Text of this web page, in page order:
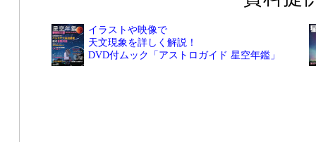
イラストや映像で
天文現象を詳しく解説！
DVD付ムック「アストロガイド 星空年鑑」